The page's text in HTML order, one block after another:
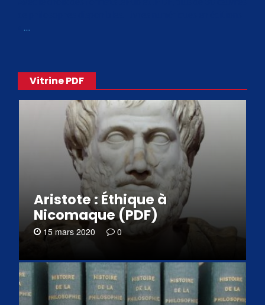
…
Vitrine PDF
Aristote : Éthique à
Nicomaque (PDF)
15 mars 2020 0